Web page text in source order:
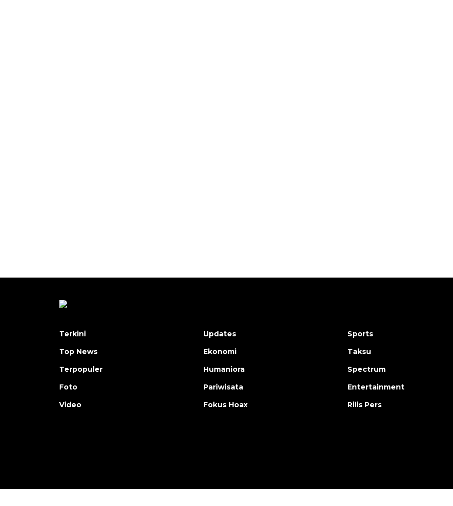
Terkini
Top News
Terpopuler
Foto
Video
Updates
Ekonomi
Humaniora
Pariwisata
Fokus Hoax
Sports
Taksu
Spectrum
Entertainment
Rilis Pers